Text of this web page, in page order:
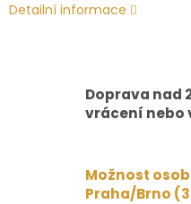
Detailní informace
Doprava nad
vrácení nebo
Možnost
Praha/Brno